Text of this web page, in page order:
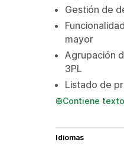
Gestión de
mayor
Agrupación
3PL
Listado de
Contiene
Idiomas